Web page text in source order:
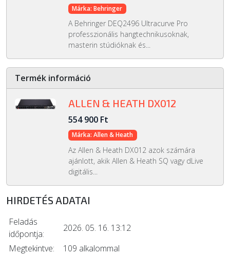
Márka: Behringer
A Behringer DEQ2496 Ultracurve Pro
professzionális hangtechnikusoknak,
masterin stúdióknak és...
Termék információ
ALLEN & HEATH DX012
554 900 Ft
Márka: Allen & Heath
Az Allen & Heath DX012 azok számára
ajánlott, akik Allen & Heath SQ vagy dLive
digitális...
HIRDETÉS ADATAI
Feladás
időpontja:
2026. 05. 16. 13:12
Megtekintve:
109 alkalommal